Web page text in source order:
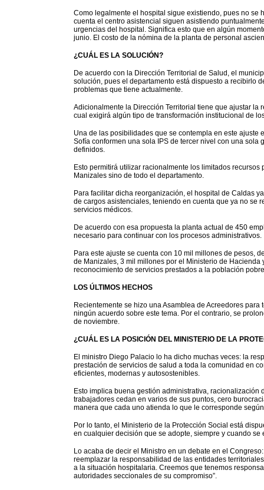
Como legalmente el hospital sigue existiendo, pues no
cuenta el centro asistencial siguen asistiendo
urgencias del hospital. Significa esto que en algún
junio. El costo de la nómina de la planta de personal
¿CUÁL ES LA SOLUCIÓN?
De acuerdo con la Dirección Territorial de Salud, el
solución, pues el departamento está dispuesto a recibirlo
problemas que tiene actualmente.
Adicionalmente la Dirección Territorial tiene que ajustar
cual exigirá algún tipo de transformación institucional de
Una de las posibilidades que se contempla en este
Sofía conformen una sola IPS de tercer nivel con una
definidos.
Esto permitirá utilizar racionalmente los limitados
Manizales sino de todo el departamento.
Para facilitar dicha reorganización, el hospital de Caldas
de cargos asistenciales, teniendo en cuenta que ya no se
servicios médicos.
De acuerdo con esa propuesta la planta actual de 450
necesario para continuar con los procesos administrativos.
Para este ajuste se cuenta con 10 mil millones de pesos,
de Manizales, 3 mil millones por el Ministerio de
reconocimiento de servicios prestados a la población
LOS ÚLTIMOS HECHOS
Recientemente se hizo una Asamblea de Acreedores
ningún acuerdo sobre este tema. Por el contrario, se
de noviembre.
¿CUÁL ES LA POSICIÓN DEL MINISTERIO DE LA
El ministro Diego Palacio lo ha dicho muchas veces: la
prestación de servicios de salud a toda la comunidad en
eficientes, modernas y autosostenibles.
Esto implica buena gestión administrativa,
trabajadores cedan en varios de sus puntos, cero
manera que cada uno atienda lo que le corresponde
Por lo tanto, el Ministerio de la Protección Social está
en cualquier decisión que se adopte, siempre y cuando
Lo acaba de decir el Ministro en un debate en el
reemplazar la responsabilidad de las entidades
a la situación hospitalaria. Creemos que tenemos
autoridades seccionales de su compromiso”.